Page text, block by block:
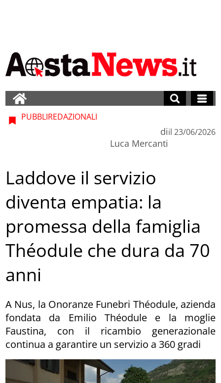
PUBBLIREDAZIONALI
di
Luca Mercanti
il 23/06/2026
Laddove il servizio
diventa empatia: la
promessa della famiglia
Théodule che dura da 70
anni
A Nus, la Onoranze Funebri Théodule, azienda
fondata da Emilio Théodule e la moglie
Faustina, con il ricambio generazionale
continua a garantire un servizio a 360 gradi